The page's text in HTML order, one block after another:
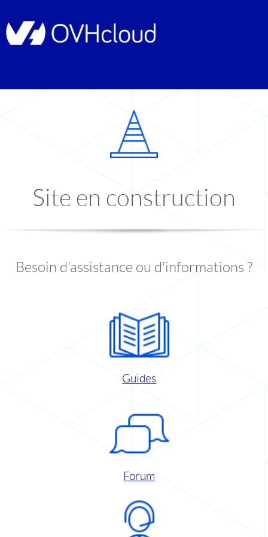
Site en construction
Besoin d'assistance ou d'informations ?
Guides
Forum